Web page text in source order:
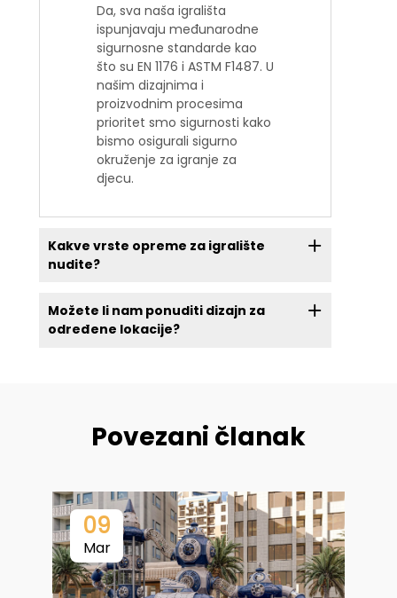
Da, sva naša igrališta
ispunjavaju međunarodne
sigurnosne standarde kao
što su EN 1176 i ASTM F1487. U
našim dizajnima i
proizvodnim procesima
prioritet smo sigurnosti kako
bismo osigurali sigurno
okruženje za igranje za
djecu.
Kakve vrste opreme za igralište
nudite?
Možete li nam ponuditi dizajn za
određene lokacije?
Povezani članak
09
Mar